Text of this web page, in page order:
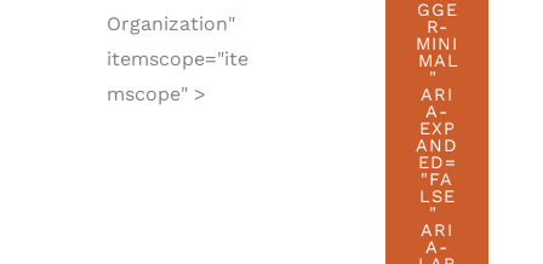
Organization"
itemscope="ite
mscope" >
GGE
R-
MINI
MAL
"
ARI
A-
EXP
AND
ED=
"FA
LSE
"
ARI
A-